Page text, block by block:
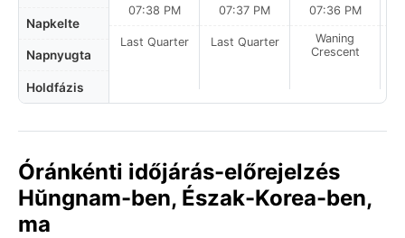
Napkelte
Napnyugta
Holdfázis
07:38 PM
Last Quarter
07:37 PM
Last Quarter
07:36 PM
Waning
Crescent
Óránkénti időjárás-előrejelzés
Hŭngnam-ben, Észak-Korea-ben,
ma